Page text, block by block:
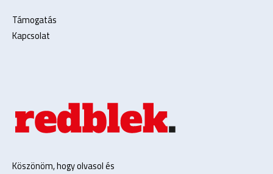
Támogatás
Kapcsolat
Köszönöm, hogy olvasol és